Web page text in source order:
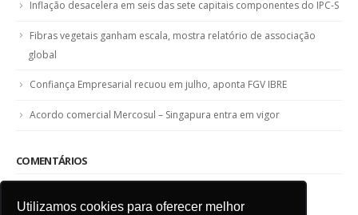
Utilizamos cookies para oferecer melhor
global